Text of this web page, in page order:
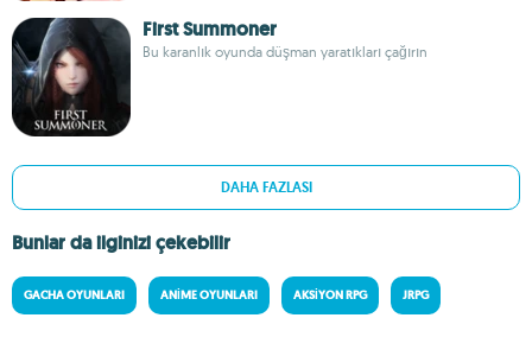
First Summoner
Bu karanlık oyunda düşman yaratıkları çağırın
DAHA FAZLASI
Bunlar da ilginizi çekebilir
GACHA OYUNLARI ANIME OYUNLARI AKSIYON RPG JRPG